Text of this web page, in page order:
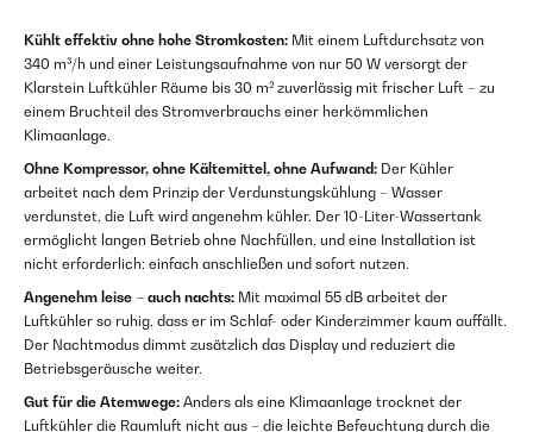
Kühlt effektiv ohne hohe Stromkosten: Mit einem Luftdurchsatz von
340 m³/h und einer Leistungsaufnahme von nur 50 W versorgt der
Klarstein Luftkühler Räume bis 30 m² zuverlässig mit frischer Luft – zu
einem Bruchteil des Stromverbrauchs einer herkömmlichen
Klimaanlage.
Ohne Kompressor, ohne Kältemittel, ohne Aufwand: Der Kühler
arbeitet nach dem Prinzip der Verdunstungskühlung – Wasser
verdunstet, die Luft wird angenehm kühler. Der 10-Liter-Wassertank
ermöglicht langen Betrieb ohne Nachfüllen, und eine Installation ist
nicht erforderlich: einfach anschließen und sofort nutzen.
Angenehm leise – auch nachts: Mit maximal 55 dB arbeitet der
Luftkühler so ruhig, dass er im Schlaf- oder Kinderzimmer kaum auffällt.
Der Nachtmodus dimmt zusätzlich das Display und reduziert die
Betriebsgeräusche weiter.
Gut für die Atemwege: Anders als eine Klimaanlage trocknet der
Luftkühler die Raumluft nicht aus – die leichte Befeuchtung durch die